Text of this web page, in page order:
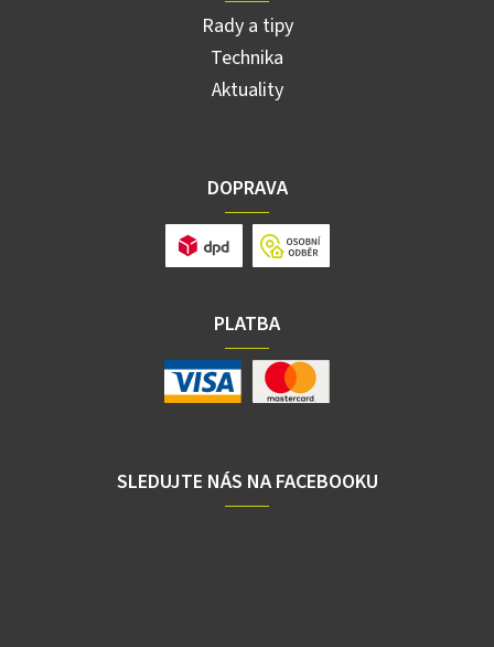
Rady a tipy
Technika
Aktuality
DOPRAVA
PLATBA
SLEDUJTE NÁS NA FACEBOOKU